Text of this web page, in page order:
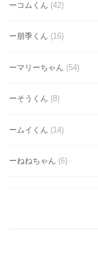
ーコムくん (42)
ー朋季くん (16)
ーマリーちゃん (54)
ーそうくん (8)
ームイくん (14)
ーねねちゃん (6)